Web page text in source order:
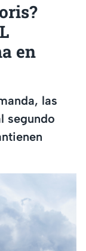
en
las
segundo